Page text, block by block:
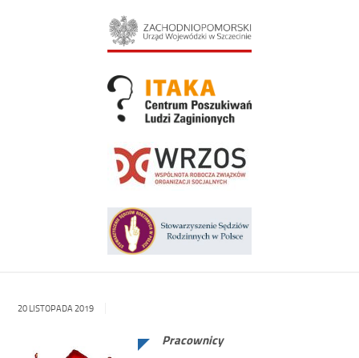
20 LISTOPADA 2019
Pracownicy